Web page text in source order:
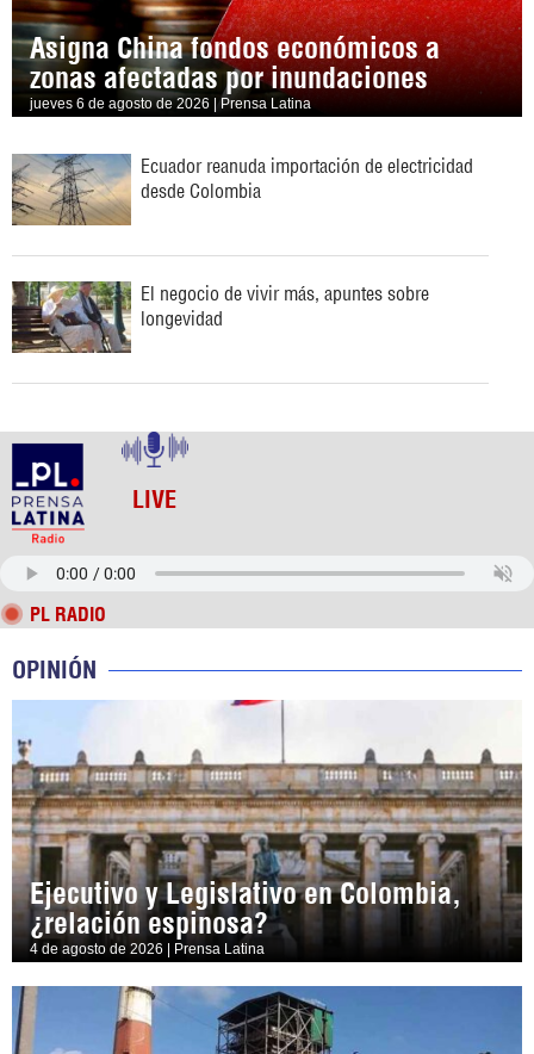
Asigna China fondos económicos a
zonas afectadas por inundaciones
jueves 6 de agosto de 2026 | Prensa Latina
Ecuador reanuda importación de electricidad
desde Colombia
El negocio de vivir más, apuntes sobre
longevidad
LIVE
PL RADIO
OPINIÓN
Ejecutivo y Legislativo en Colombia,
¿relación espinosa?
4 de agosto de 2026 | Prensa Latina